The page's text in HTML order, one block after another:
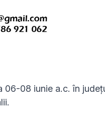
06-08 iunie a.c. în